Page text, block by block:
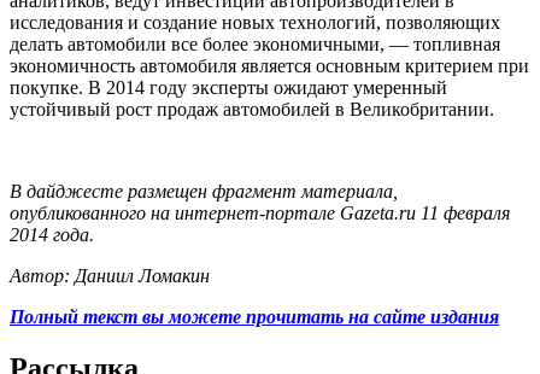
исследования и создание новых технологий, позволяющих
делать автомобили все более экономичными, — топливная
экономичность автомобиля является основным критерием при
покупке. В 2014 году эксперты ожидают умеренный
устойчивый рост продаж автомобилей в Великобритании.
В дайджесте размещен фрагмент материала,
опубликованного на интернет-портале Gazeta.ru 11 февраля
2014 года.
Автор: Даниил Ломакин
Полный текст вы можете прочитать на сайте издания
Рассылка